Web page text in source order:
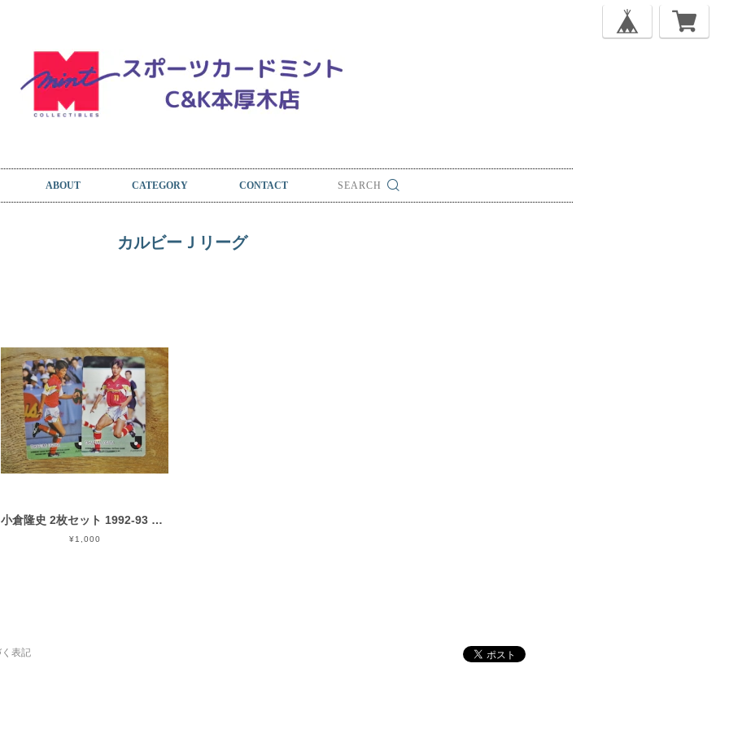
ABOUT CATEGORY CONTACT
カルビーＪリーグ
小倉隆史 2枚セット 1992-93 カルビー Jリーグチップス
¥1,000
表記